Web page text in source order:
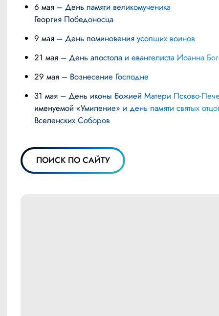
6 мая – День памяти великомученика
Георгия Победоносца
9 мая – День поминовения усопших воинов
21 мая – День апостола и евангелиста Иоанна
29 мая – Вознесение Господне
31 мая – День иконы Божией Матери Псково-Печерской,
именуемой «Умиление» и день памяти святых
Вселенских Соборов
ПОИСК ПО САЙТУ